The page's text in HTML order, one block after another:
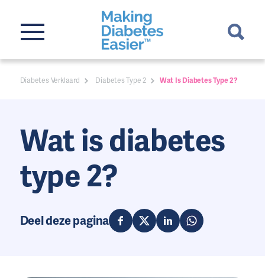
Diabetes Verklaard Diabetes Type 2 Wat Is Diabetes Type 2?
Wat is diabetes
type 2?
Deel deze pagina